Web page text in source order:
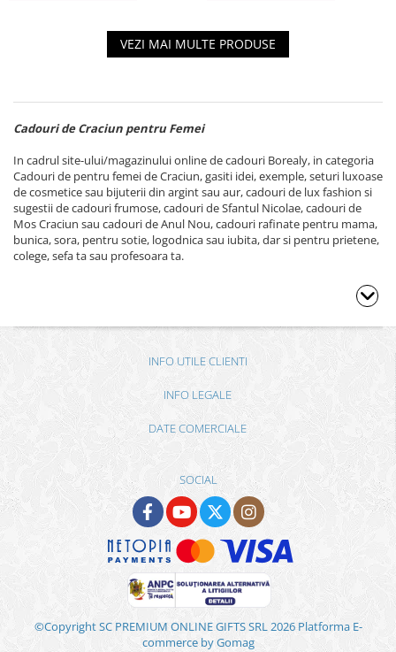
VEZI MAI MULTE PRODUSE
Cadouri de Craciun pentru Femei
In cadrul site-ului/magazinului online de cadouri Borealy, in categoria
Cadouri de pentru femei de Craciun, gasiti idei, exemple, seturi luxoase
de cosmetice sau bijuterii din argint sau aur, cadouri de lux fashion si
sugestii de cadouri frumose, cadouri de Sfantul Nicolae, cadouri de
Mos Craciun sau cadouri de Anul Nou, cadouri rafinate pentru mama,
bunica, sora, pentru sotie, logodnica sau iubita, dar si pentru prietene,
colege, sefa ta sau profesoara ta.
INFO UTILE CLIENTI
INFO LEGALE
DATE COMERCIALE
SOCIAL
©Copyright SC PREMIUM ONLINE GIFTS SRL 2026 Platforma E-
commerce by Gomag